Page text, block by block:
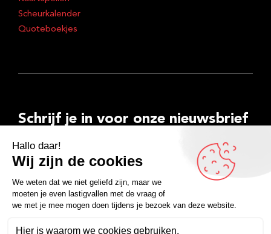
Scheurkalender
Quoteboekjes
Schrijf je in voor onze nieuwsbrief
E-
mailadres
Inschrijven
FacebookInstagramLinkedInYouTubeSpotify